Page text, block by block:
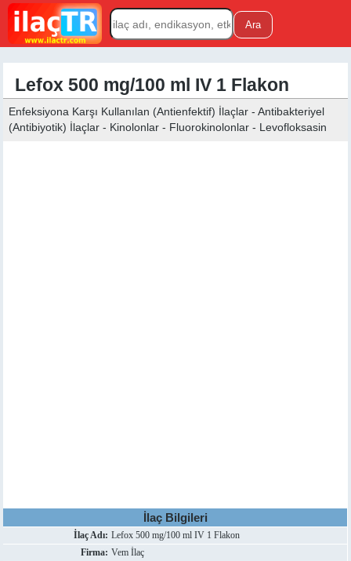
Lefox 500 mg/100 ml IV 1 Flakon
Enfeksiyona Karşı Kullanılan (Antienfektif) İlaçlar - Antibakteriyel
(Antibiyotik) İlaçlar - Kinolonlar - Fluorokinolonlar - Levofloksasin
İlaç Bilgileri
İlaç Adı: Lefox 500 mg/100 ml IV 1 Flakon
Firma: Vem İlaç